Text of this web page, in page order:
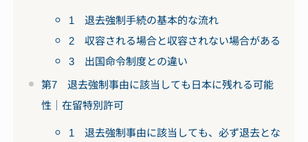
1 退去強制手続の基本的な流れ
2 収容される場合と収容されない場合がある
3 出国命令制度との違い
第7 退去強制事由に該当しても日本に残れる可能
性｜在留特別許可
1 退去強制事由に該当しても、必ず退去とな